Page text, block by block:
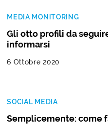
MEDIA MONITORING
Gli otto profili da
informarsi
6 Ottobre 2020
SOCIAL MEDIA
Semplicemente: come